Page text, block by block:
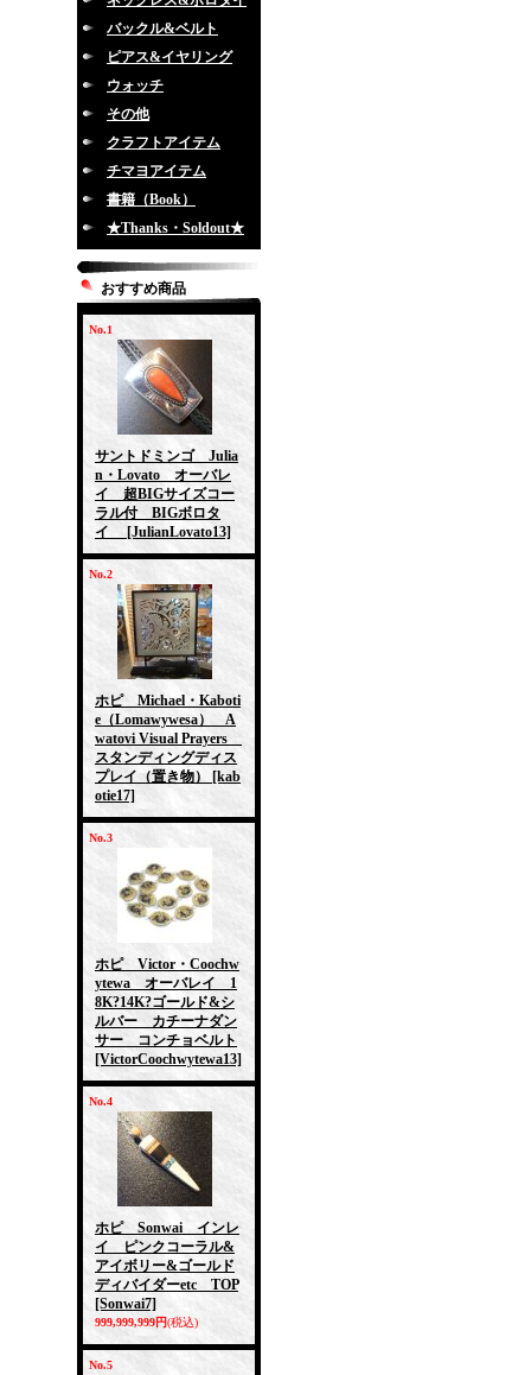
バックル&ベルト
ピアス&イヤリング
ウォッチ
その他
クラフトアイテム
チマヨアイテム
書籍（Book）
★Thanks・Soldout★
おすすめ商品
No.1
サントドミンゴ Julia
n・Lovato オーバレ
イ 超BIGサイズコー
ラル付 BIGボロタ
イ
[JulianLovato13]
No.2
ホピ Michael・Kaboti
e（Lomawywesa） A
watovi Visual Prayers
スタンディングディス
プレイ（置き物）
[kab
otie17]
No.3
ホピ Victor・Coochw
ytewa オーバレイ 1
8K?14K?ゴールド&シ
ルバー カチーナダン
サー コンチョベルト
[VictorCoochwytewa13]
No.4
ホピ Sonwai インレ
イ ピンクコーラル&
アイボリー&ゴールド
ディバイダーetc TOP
[Sonwai7]
999,999,999円(税込)
No.5